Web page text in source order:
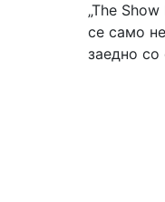
„The
се само
заедно